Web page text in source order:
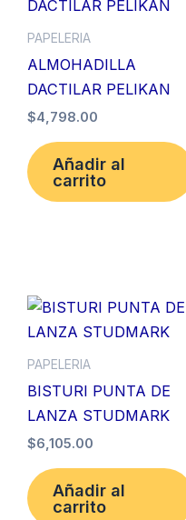
PAPELERIA
ALMOHADILLA
DACTILAR PELIKAN
$4,798.00
Añadir al
carrito
PAPELERIA
BISTURI PUNTA DE
LANZA STUDMARK
$6,105.00
Añadir al
carrito